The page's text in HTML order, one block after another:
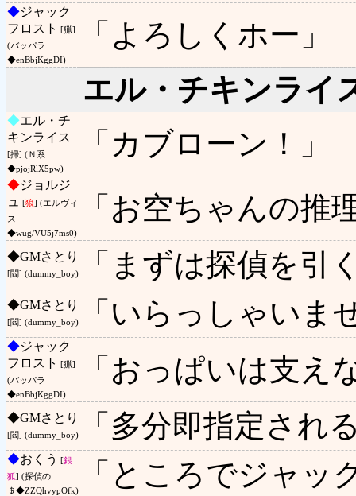
◆ジャック
フロスト
[猟]
(バッパラ
◆enBbjKggDI)
「よろしくホー」
エル・チキンライ
◆エル・チ
キンライス
[掃] (Ｎ系
◆pjojRlX5pw)
「カブローン！」
◆ジョルジ
ュ
[狼] (エルヴィ
ス
◆wug/VU5j7ms0)
「お空ちゃんの推
◆GMさとり
[閻] (dummy_boy) 「まずは探偵を引
◆GMさとり
[閻] (dummy_boy) 「いらっしゃいま
◆ジャック
フロスト
[猟]
(バッパラ
◆enBbjKggDI)
「おっぱいは支え
◆GMさとり
[閻] (dummy_boy) 「多分即指定さ
◆おくう [銀
狐] (探偵の
＄◆ZZQhvypOfk)
「ところでジャ